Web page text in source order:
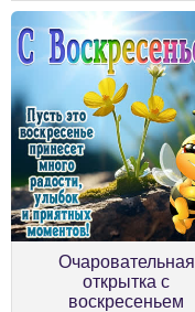
Очаровательная
открытка с
воскресеньем